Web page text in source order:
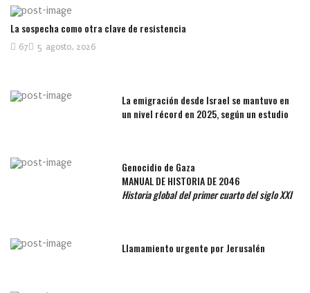
La sospecha como otra clave de resistencia
5 agosto, 2026
67
La emigración desde Israel se mantuvo en
un nivel récord en 2025, según un estudio
Genocidio de Gaza
MANUAL DE HISTORIA DE 2046
Historia global del primer cuarto del siglo XXI
Llamamiento urgente por Jerusalén